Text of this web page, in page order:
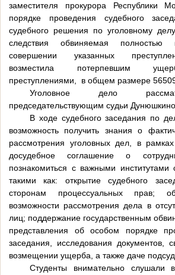
заместителя прокурора Республики
порядке проведения судебного
судебного решения по уголовному
следствия обвиняемая
совершении указанных
возместила потерпевшим
преступлениями, в общем размере
Уголовное дело
председательствующим судьи
В ходе судебного заседания по
возможность получить знания о
рассмотрения уголовных дел, в
досудебное соглашение о
познакомиться с важными институтами
такими как: открытие судебного
сторонам процессуальных прав;
возможности рассмотрения дела в
лиц; поддержание государственным
представления об особом порядке
заседания, исследования документов,
возмещении ущерба, а также даче
Студенты внимательно слушали